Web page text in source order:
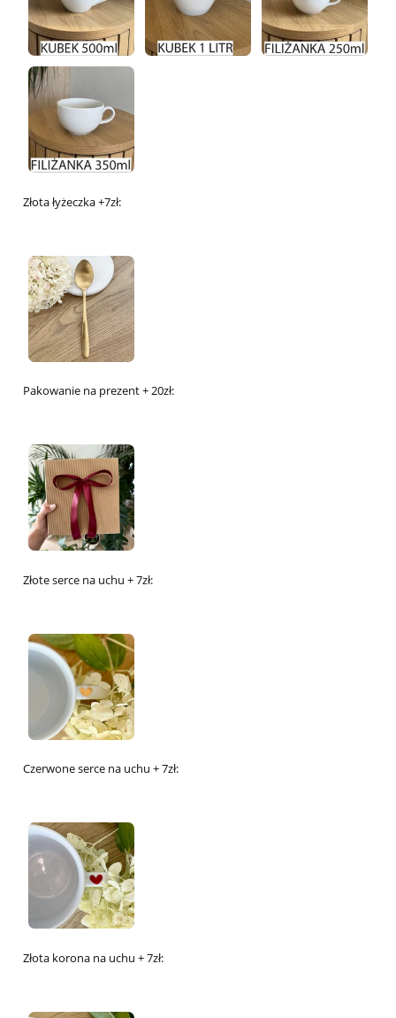
Złota łyżeczka +7zł:
Pakowanie na prezent + 20zł:
Złote serce na uchu + 7zł:
Czerwone serce na uchu + 7zł:
Złota korona na uchu + 7zł: